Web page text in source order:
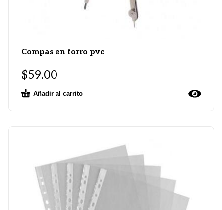
Compas en forro pvc
$59.00
Añadir al carrito